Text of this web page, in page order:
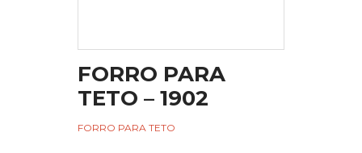
FORRO PARA
TETO – 1902
FORRO PARA TETO